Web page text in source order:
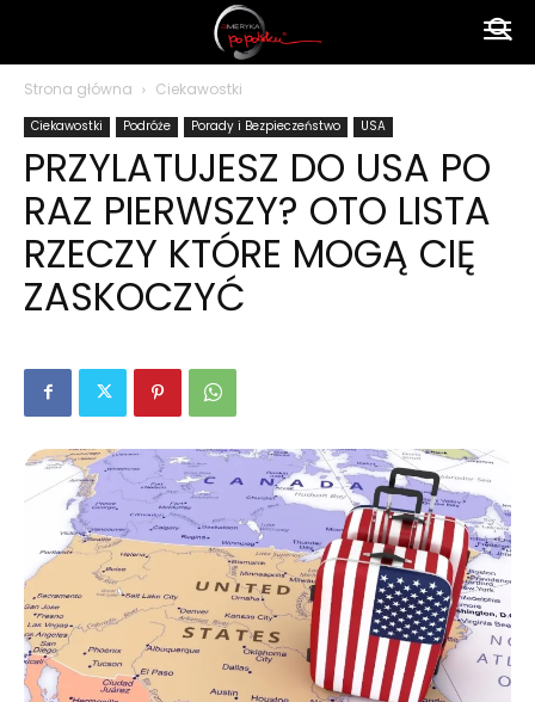
polsku
Strona główna Ciekawostki
Ciekawostki Podróże Porady i Bezpieczeństwo USA
PRZYLATUJESZ DO USA PO
RAZ PIERWSZY? OTO LISTA
RZECZY KTÓRE MOGĄ CIĘ
ZASKOCZYĆ